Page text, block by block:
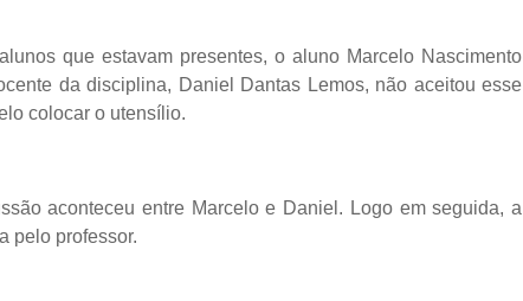
que estavam presentes, o aluno Marcelo Nascimento
da disciplina, Daniel Dantas Lemos, não aceitou esse
colocar o utensílio.
aconteceu entre Marcelo e Daniel. Logo em seguida, a
pelo professor.